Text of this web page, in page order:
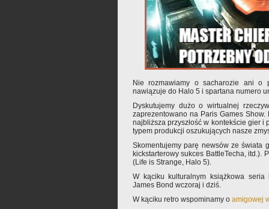
Nie rozmawiamy o sacharozie ani o
nawiązuje do Halo 5 i spartana numero
Dyskutujemy dużo o wirtualnej
zaprezentowano na Paris Games
najbliższa przyszłość w kontekście gier
typem produkcji oszukujących nasze
Skomentujemy parę newsów ze świata
kickstarterowy sukces BattleTecha, itd.).
(Life is Strange, Halo 5).
W kąciku kulturalnym książkowa
James Bond wczoraj i dziś.
W kąciku retro wspominamy o amigowej